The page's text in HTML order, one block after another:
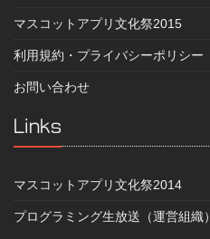
マスコットアプリ文化祭2015
利用規約・プライバシーポリシー
お問い合わせ
Links
マスコットアプリ文化祭2014
プログラミング生放送（運営組織）